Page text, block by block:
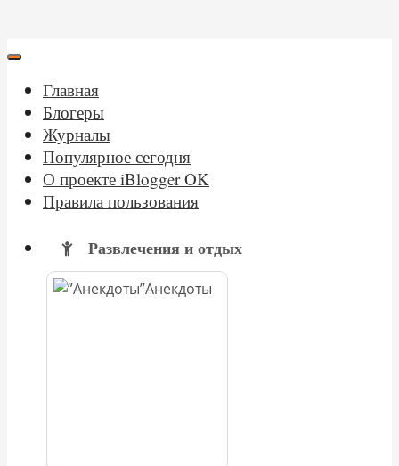
Главная
Блогеры
Журналы
Популярное сегодня
О проекте iBlogger OK
Правила пользования
Развлечения и отдых
Анекдоты